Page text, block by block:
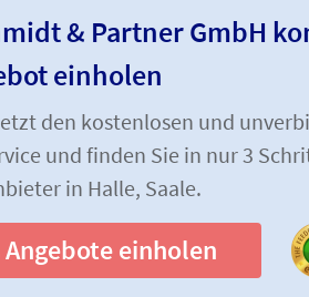
& Partner GmbH
einholen
den kostenlosen und
und finden Sie in nur 3
in Halle, Saale.
Angebote einholen